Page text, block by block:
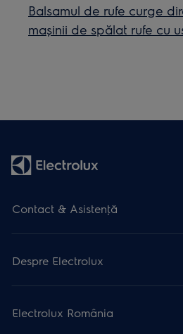
Balsamul de rufe curge
mașinii de spălat rufe cu
Contact & Asistenţă
Despre Electrolux
Electrolux România